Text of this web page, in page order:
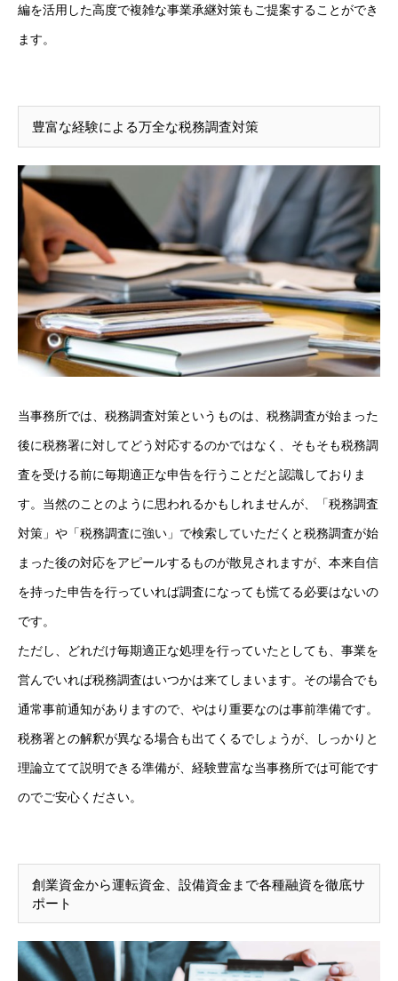
編を活用した高度で複雑な事業承継対策もご提案することができ
ます。
豊富な経験による万全な税務調査対策
当事務所では、税務調査対策というものは、税務調査が始まった
後に税務署に対してどう対応するのかではなく、そもそも税務調
査を受ける前に毎期適正な申告を行うことだと認識しておりま
す。当然のことのように思われるかもしれませんが、「税務調査
対策」や「税務調査に強い」で検索していただくと税務調査が始
まった後の対応をアピールするものが散見されますが、本来自信
を持った申告を行っていれば調査になっても慌てる必要はないの
です。
ただし、どれだけ毎期適正な処理を行っていたとしても、事業を
営んでいれば税務調査はいつかは来てしまいます。その場合でも
通常事前通知がありますので、やはり重要なのは事前準備です。
税務署との解釈が異なる場合も出てくるでしょうが、しっかりと
理論立てて説明できる準備が、経験豊富な当事務所では可能です
のでご安心ください。
創業資金から運転資金、設備資金まで各種融資を徹底サ
ポート